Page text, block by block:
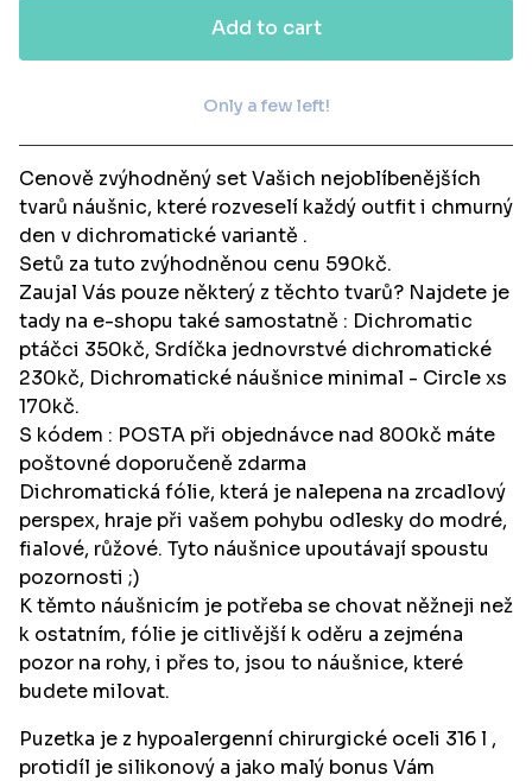
Add to cart
View cart
Only a few left!
Cenově zvýhodněný set Vašich nejoblíbenějších
tvarů náušnic, které rozveselí každý outfit i chmurný
den v dichromatické variantě .
Setů za tuto zvýhodněnou cenu 590kč.
Zaujal Vás pouze některý z těchto tvarů? Najdete je
tady na e-shopu také samostatně : Dichromatic
ptáčci 350kč, Srdíčka jednovrstvé dichromatické
230kč, Dichromatické náušnice minimal - Circle xs
170kč.
S kódem : POSTA při objednávce nad 800kč máte
poštovné doporučeně zdarma
Dichromatická fólie, která je nalepena na zrcadlový
perspex, hraje při vašem pohybu odlesky do modré,
fialové, růžové. Tyto náušnice upoutávají spoustu
pozornosti ;)
K těmto náušnicím je potřeba se chovat něžneji než
k ostatním, fólie je citlivější k oděru a zejména
pozor na rohy, i přes to, jsou to náušnice, které
budete milovat.
Puzetka je z hypoalergenní chirurgické oceli 316 l ,
protidíl je silikonový a jako malý bonus Vám